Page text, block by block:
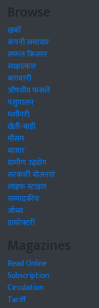
Browse
खबरें
कंपनी समाचार
सफल किसान
साक्षात्कार
बागवानी
औषधीय फसलें
पशुपालन
मशीनरी
खेती-बाड़ी
मौसम
बाजार
ग्रामीण उद्द्योग
सरकारी योजनाएं
लाइफ स्टाइल
सम्पादकीय
जॉब्स
डायरेक्टरी
Magazines
Read Online
Subscription
Circulation
Tariff